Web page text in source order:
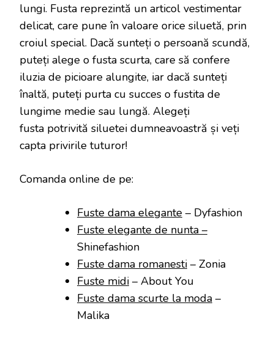
lungi. Fusta reprezintă un articol vestimentar
delicat, care pune în valoare orice siluetă, prin
croiul special. Dacă sunteți o persoană scundă,
puteți alege o fusta scurta, care să confere
iluzia de picioare alungite, iar dacă sunteți
înaltă, puteți purta cu succes o fustita de
lungime medie sau lungă. Alegeți
fusta potrivită siluetei dumneavoastră și veți
capta privirile tuturor!
Comanda online de pe:
Fuste dama elegante – Dyfashion
Fuste elegante de nunta –
Shinefashion
Fuste dama romanesti – Zonia
Fuste midi – About You
Fuste dama scurte la moda –
Malika